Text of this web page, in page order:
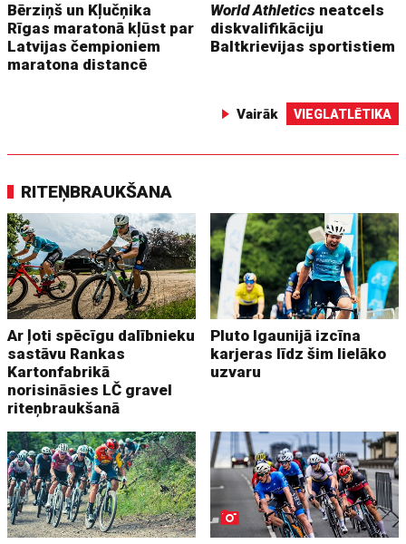
Bērziņš un Kļučņika
Rīgas maratonā kļūst par
Latvijas čempioniem
maratona distancē
World Athletics neatcels
diskvalifikāciju
Baltkrievijas sportistiem
Vairāk VIEGLATLĒTIKA
RITEŅBRAUKŠANA
Ar ļoti spēcīgu dalībnieku
sastāvu Rankas
Kartonfabrikā
norisināsies LČ gravel
riteņbraukšanā
Pluto Igaunijā izcīna
karjeras līdz šim lielāko
uzvaru